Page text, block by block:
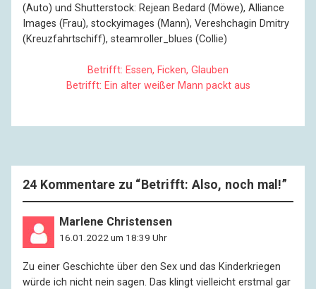
(Auto) und Shutterstock: Rejean Bedard (Möwe), Alliance
Images (Frau), stockyimages (Mann), Vereshchagin Dmitry
(Kreuzfahrtschiff), steamroller_blues (Collie)
Betrifft: Essen, Ficken, Glauben
Betrifft: Ein alter weißer Mann packt aus
24 Kommentare zu “ Betrifft: Also, noch mal!”
Marlene Christensen
16.01.2022 um 18:39 Uhr
Zu einer Geschichte über den Sex und das Kinderkriegen
würde ich nicht nein sagen. Das klingt vielleicht erstmal gar